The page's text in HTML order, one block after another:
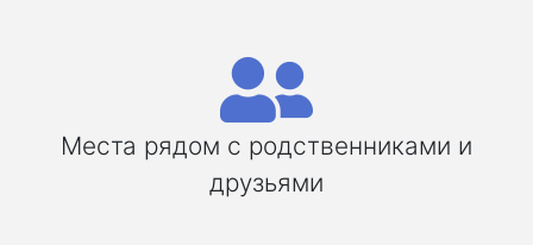
Места рядом с родственниками и
друзьями